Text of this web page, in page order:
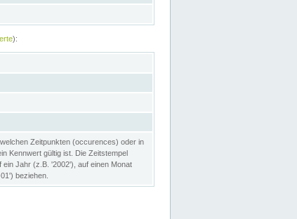
):
Zeitpunkten (occurences) oder in
Kennwert gültig ist. Die Zeitstempel
ein Jahr (z.B. '2002'), auf einen Monat
beziehen.